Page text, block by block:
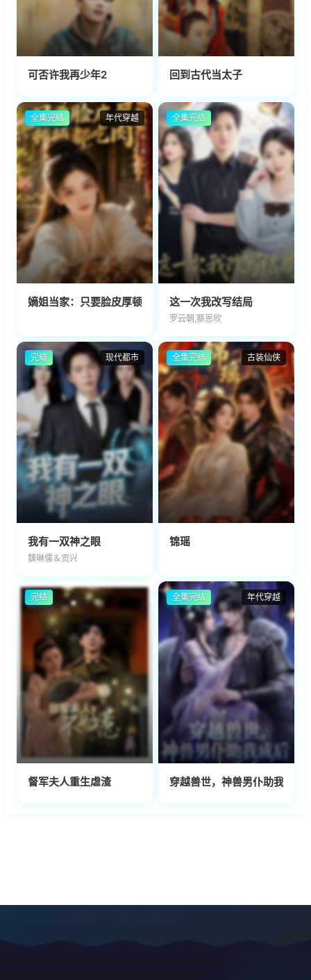
可否许我再少年2 回到古代当太子
年代穿越
全集完结
嫡姐当家：只要脸皮厚顿顿都吃肉第三季
全集完结
这一次我改写结局
罗云朝,蔡恩欣
现代都市
完结
我有一双神之眼
魏琳儒＆贡兴
古装仙侠
全集完结
锦瑶
完结
督军夫人重生虐渣
年代穿越
全集完结
穿越兽世，神兽男仆助我成后